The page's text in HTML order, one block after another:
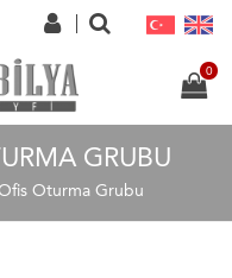
GRUBU
Oturma Grubu